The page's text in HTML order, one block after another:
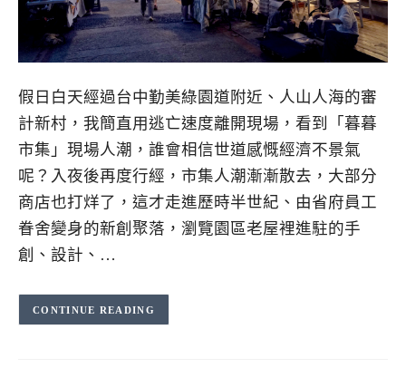
假日白天經過台中勤美綠園道附近、人山人海的審
計新村，我簡直用逃亡速度離開現場，看到「暮暮
市集」現場人潮，誰會相信世道感慨經濟不景氣
呢？入夜後再度行經，市集人潮漸漸散去，大部分
商店也打烊了，這才走進歷時半世紀、由省府員工
眷舍變身的新創聚落，瀏覽園區老屋裡進駐的手
創、設計、…
CONTINUE READING